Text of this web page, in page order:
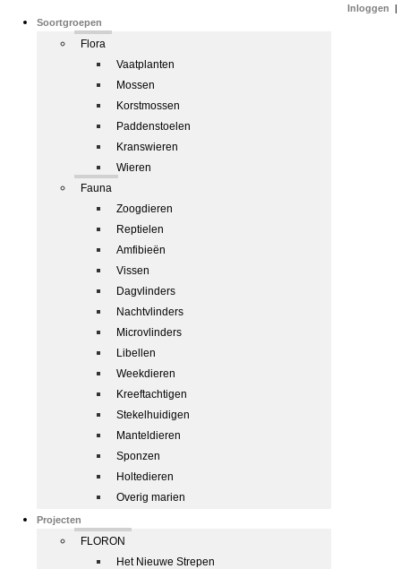
Soortgroepen
Flora
Vaatplanten
Mossen
Korstmossen
Paddenstoelen
Kranswieren
Wieren
Fauna
Zoogdieren
Reptielen
Amfibieën
Vissen
Dagvlinders
Nachtvlinders
Microvlinders
Libellen
Weekdieren
Kreeftachtigen
Stekelhuidigen
Manteldieren
Sponzen
Holtedieren
Overig marien
Projecten
FLORON
Het Nieuwe Strepen
Inloggen |